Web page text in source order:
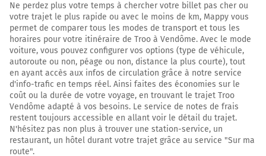
Au rond-point, prendre la 3ème sortie sur D917 (Avenue
Gambetta) et continuer sur 2,1 kilomètres
Au rond-point, prendre la 2ème sortie sur D917 et
continuer sur 2 kilomètre
D917
9,5 km
Au rond-point, prendre la 2ème sortie sur D917 et
11,5 km
Ne perdez plus votre temps à chercher votre billet pas cher ou
votre trajet le plus rapide ou avec le moins de km, Mappy vous
permet de comparer tous les modes de transport et tous les
horaires pour votre itinéraire de Troo à Vendôme. Avec le mode
voiture, vous pouvez configurer vos options (type de véhicule,
autoroute ou non, péage ou non, distance la plus courte), tout
en ayant accès aux infos de circulation grâce à notre service
d'info-trafic en temps réel. Ainsi faites des économies sur le
coût ou la durée de votre voyage, en trouvant le trajet Troo
Vendôme adapté à vos besoins. Le service de notes de frais
restent toujours accessible en allant voir le détail du trajet.
N'hésitez pas non plus à trouver une station-service, un
restaurant, un hôtel durant votre trajet grâce au service "Sur ma
route".